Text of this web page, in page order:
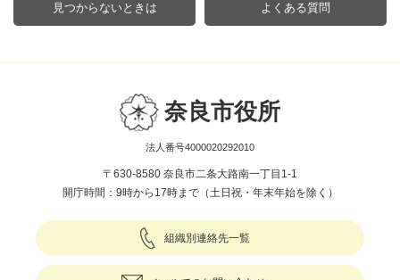
見つからないときは よくある質問
奈良市役所
法人番号4000020292010
〒630-8580 奈良市二条大路南一丁目1-1
開庁時間：9時から17時まで（土日祝・年末年始を除く）
組織別連絡先一覧